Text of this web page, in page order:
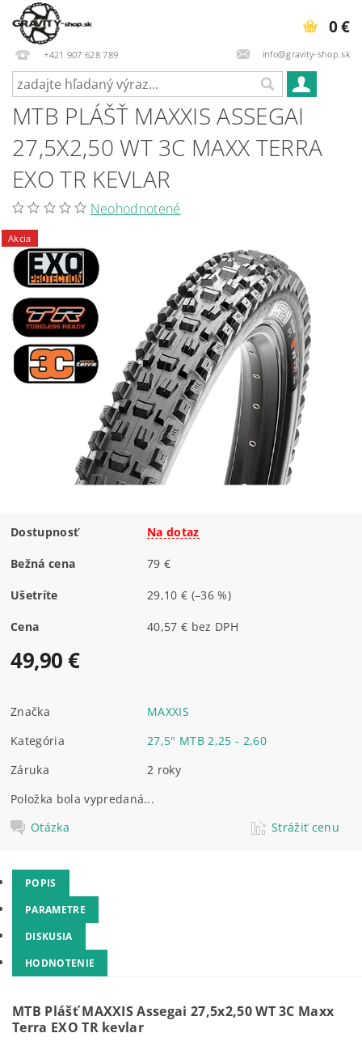
+421 907 628 789 info@gravity-shop.sk
0 €
MTB PLÁŠŤ MAXXIS ASSEGAI
27,5X2,50 WT 3C MAXX TERRA
EXO TR KEVLAR
Neohodnotené
Akcia
Dostupnosť Na dotaz
Bežná cena 79 €
Ušetríte 29,10 € (–36 %)
Cena 40,57 € bez DPH
49,90 €
Značka
MAXXIS
Kategória
27,5" MTB 2,25 - 2,60
Záruka
2 roky
Položka bola vypredaná...
Otázka
Strážiť cenu
POPIS
PARAMETRE
DISKUSIA
HODNOTENIE
MTB Plášť MAXXIS Assegai 27,5x2,50 WT 3C Maxx
Terra EXO TR kevlar